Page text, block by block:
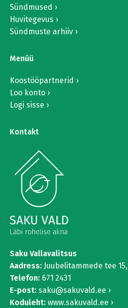
Sündmused
Huvitegevus
Sündmuste arhiiv
Menüü
Koostööpartnerid
Loo konto
Logi sisse
Kontakt
Saku Vallavalitsus
Aadress: Juubelitammede tee 15,
Telefon: 671 2431
E-post: saku@sakuvald.ee
Koduleht: www.sakuvald.ee